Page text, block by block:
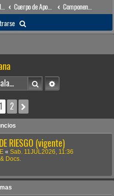
u
a
r
BuscarBúsqueda avanzada
1 2
RIESGO (vigente)
« Sab. 11JUL2026, 11:36
Docs.